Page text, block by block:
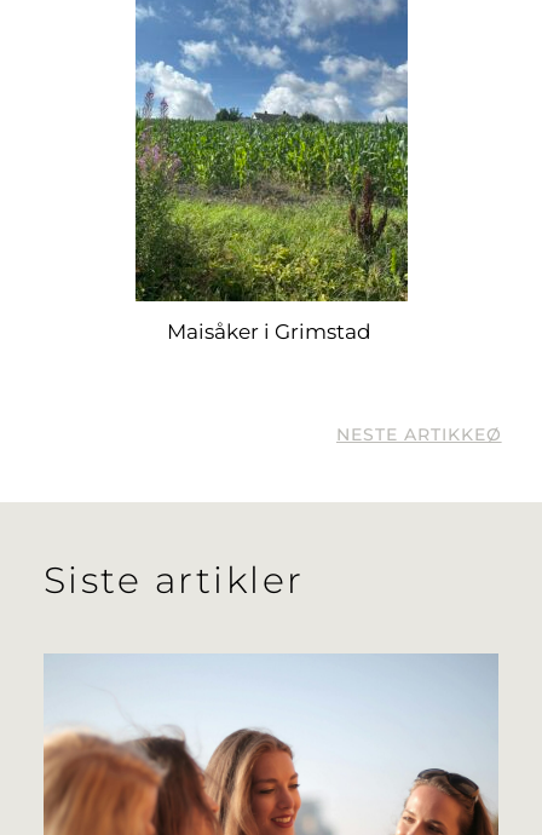
Maisåker i Grimstad
NESTE ARTIKKEØ
Siste artikler